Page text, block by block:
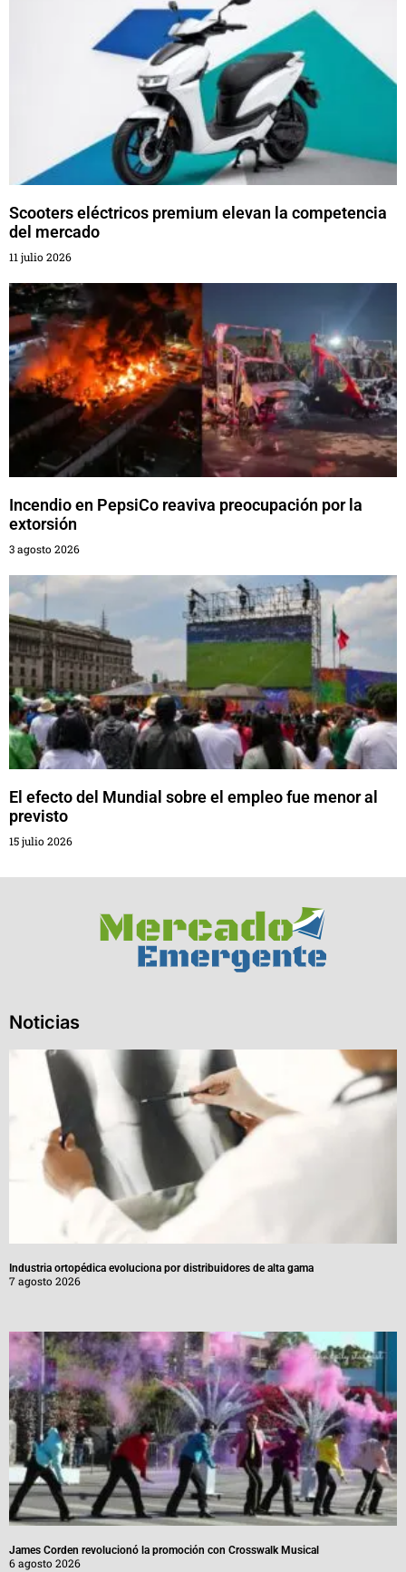
Scooters eléctricos premium elevan la competencia
del mercado
11 julio 2026
Incendio en PepsiCo reaviva preocupación por la
extorsión
3 agosto 2026
El efecto del Mundial sobre el empleo fue menor al
previsto
15 julio 2026
Noticias
Industria ortopédica evoluciona por distribuidores de alta gama
7 agosto 2026
James Corden revolucionó la promoción con Crosswalk Musical
6 agosto 2026